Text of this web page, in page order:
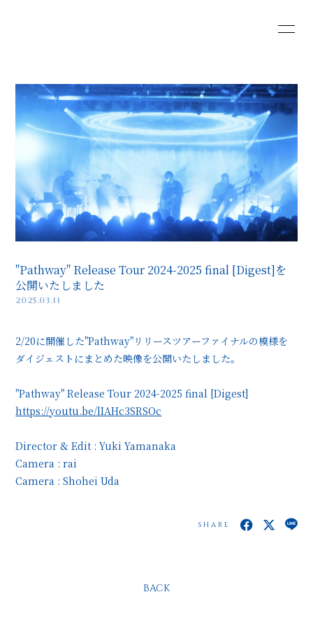
SCHEDULE
PROFILE
VIDEO
DISCOGRAPHY
Web Shop
"Pathway" Release Tour 2024-2025 final [Digest]を
公開いたしました
2025.03.11
2/20に開催した"Pathway"リリースツアーファイナルの模様を
ダイジェストにまとめた映像を公開いたしました。
"Pathway" Release Tour 2024-2025 final [Digest]
https://youtu.be/lIAHc3SRSOc
Director & Edit : Yuki Yamanaka
Camera : rai
Camera : Shohei Uda
SHARE
BACK